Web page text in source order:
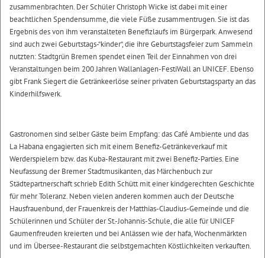
zusammenbrachten. Der Schüler Christoph Wicke ist dabei mit einer
beachtlichen Spendensumme, die viele Füße zusammentrugen. Sie ist das
Ergebnis des von ihm veranstalteten Benefizlaufs im Bürgerpark. Anwesend
sind auch zwei Geburtstags-“kinder“, die ihre Geburtstagsfeier zum Sammeln
nutzten: Stadtgrün Bremen spendet einen Teil der Einnahmen von drei
Veranstaltungen beim 200 Jahren Wallanlagen-FestiWall an UNICEF. Ebenso
gibt Frank Siegert die Getränkeerlöse seiner privaten Geburtstagsparty an das
Kinderhilfswerk.
Gastronomen sind selber Gäste beim Empfang: das Café Ambiente und das
La Habana engagierten sich mit einem Benefiz-Getränkeverkauf mit
Werderspielern bzw. das Kuba-Restaurant mit zwei Benefiz-Parties. Eine
Neufassung der Bremer Stadtmusikanten, das Märchenbuch zur
Städtepartnerschaft schrieb Edith Schütt mit einer kindgerechten Geschichte
für mehr Toleranz. Neben vielen anderen kommen auch der Deutsche
Hausfrauenbund, der Frauenkreis der Matthias-Claudius-Gemeinde und die
Schülerinnen und Schüler der St.-Johannis-Schule, die alle für UNICEF
Gaumenfreuden kreierten und bei Anlässen wie der hafa, Wochenmärkten
und im Übersee-Restaurant die selbstgemachten Köstlichkeiten verkauften.